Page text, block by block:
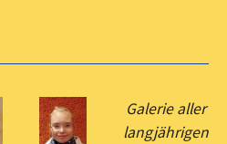
Galerie aller
langjährigen